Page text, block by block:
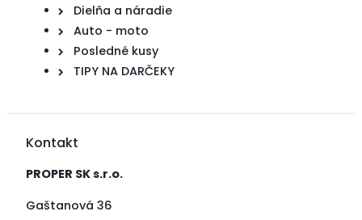
Dielňa a náradie
Auto - moto
Posledné kusy
TIPY NA DARČEKY
Kontakt
PROPER SK s.r.o.
Gaštanová 36